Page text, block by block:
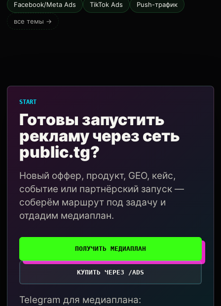
Facebook/Meta Ads TikTok Ads Push-трафик
все темы →
START
Готовы запустить
рекламу через сеть
public.tg?
Новый оффер, продукт, GEO, кейс,
событие или партнёрский запуск —
соберём маршрут под задачу и
отдадим медиаплан.
ПОЛУЧИТЬ МЕДИАПЛАН
КУПИТЬ ЧЕРЕЗ /ADS
Telegram для медиаплана: